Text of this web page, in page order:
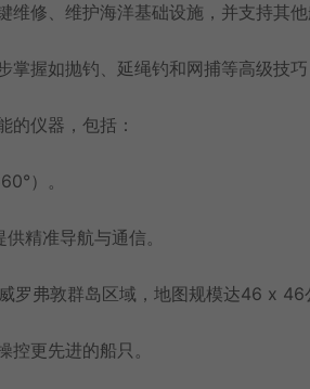
修、维护海洋基础设施，并支持其他
握如抛钓、延绳钓和网捕等高级技
的仪器，包括：
）。
精准导航与通信。
罗弗敦群岛区域，地图规模达46 x 46
更先进的船只。